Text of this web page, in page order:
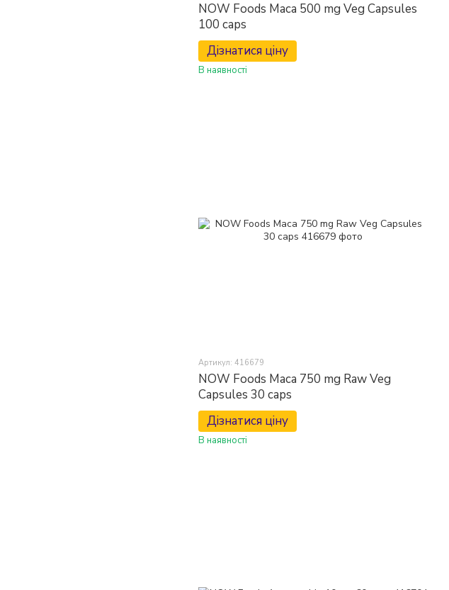
NOW Foods Maca 500 mg Veg Capsules
100 caps
Дізнатися ціну
В наявності
Артикул: 416679
NOW Foods Maca 750 mg Raw Veg
Capsules 30 caps
Дізнатися ціну
В наявності